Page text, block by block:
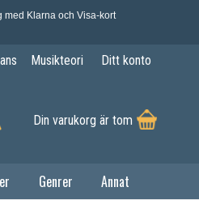
med Klarna och Visa-kort
Musikteori Ditt konto
Din varukorg är tom
Genrer Annat